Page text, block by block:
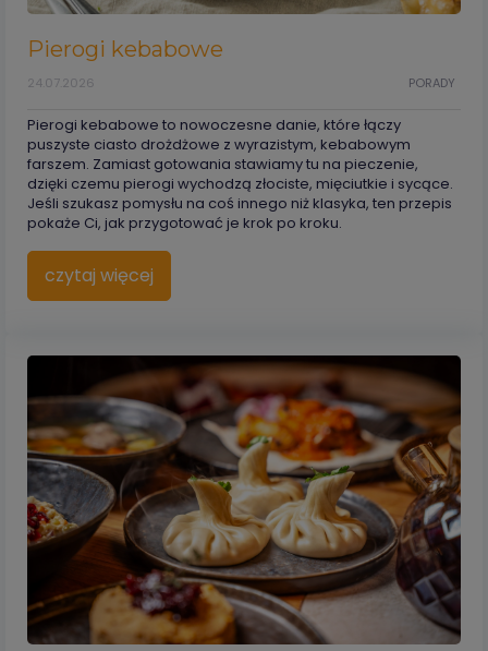
Pierogi kebabowe
PORADY
24.07.2026
Pierogi kebabowe to nowoczesne danie, które łączy
puszyste ciasto drożdżowe z wyrazistym, kebabowym
farszem. Zamiast gotowania stawiamy tu na pieczenie,
dzięki czemu pierogi wychodzą złociste, mięciutkie i sycące.
Jeśli szukasz pomysłu na coś innego niż klasyka, ten przepis
pokaże Ci, jak przygotować je krok po kroku.
czytaj więcej